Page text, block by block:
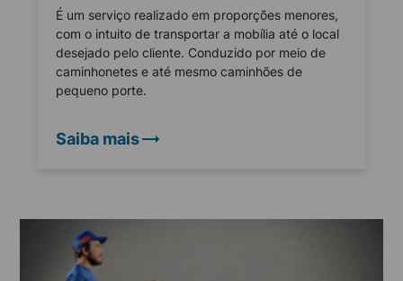
É um serviço realizado em proporções menores,
com o intuito de transportar a mobília até o local
desejado pelo cliente. Conduzido por meio de
caminhonetes e até mesmo caminhões de
pequeno porte.
Saiba mais